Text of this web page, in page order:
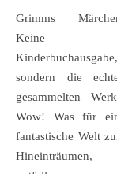
Grimms
Keine
Kinderbuchausgabe,
sondern die
gesammelten
Wow! Was für
fantastische Welt
Hineinträumen,